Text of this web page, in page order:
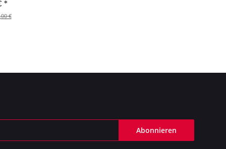
>
*
€
Abonnieren